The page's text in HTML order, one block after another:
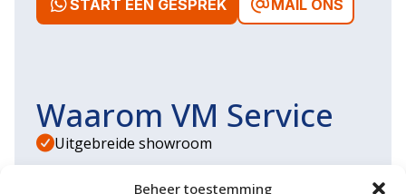
Beheer toestemming
START EEN GESPREK MAIL ONS
Waarom VM Service
Uitgebreide showroom
Eigen transportservice